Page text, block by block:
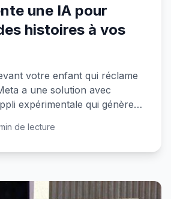
une IA pour
histoires à vos
votre enfant qui réclame
a une solution avec
expérimentale qui génère
de lecture